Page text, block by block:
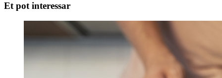
Et pot interessar